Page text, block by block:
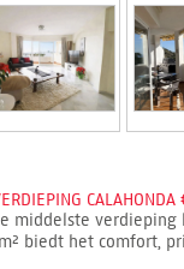
middelste verdieping
biedt het comfort,